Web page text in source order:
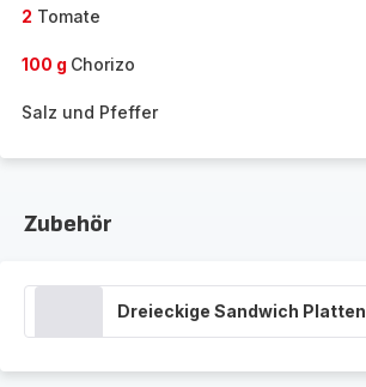
2 Tomate
100 g Chorizo
Salz und Pfeffer
Zubehör
Dreieckige Sandwich Platten